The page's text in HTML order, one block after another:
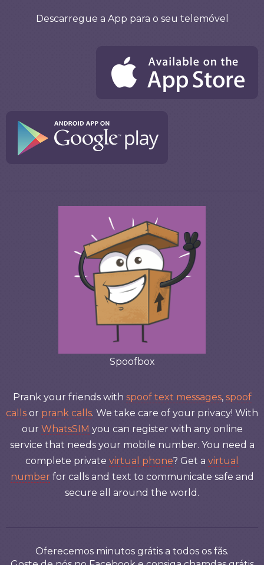
Descarregue a App para o seu telemóvel
Spoofbox
Prank your friends with spoof text messages, spoof
calls or prank calls. We take care of your privacy! With
our WhatsSIM you can register with any online
service that needs your mobile number. You need a
complete private virtual phone? Get a virtual
number for calls and text to communicate safe and
secure all around the world.
Oferecemos minutos grátis a todos os fãs.